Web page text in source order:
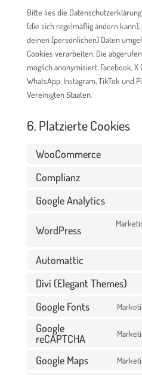
Bitte lies die
(die sich regelmäßig ändern
deinen (persönlichen) Daten
Cookies verarbeiten. Die
möglich anonymisiert. Facebook,
WhatsApp, Instagram, TikTok und
Vereinigten Staaten.
6. Platzierte Cookies
WooCommerce
Complianz
Google Analytics
WordPress
Automattic
Divi (Elegant Themes)
Google Fonts
Google
reCAPTCHA
Google Maps